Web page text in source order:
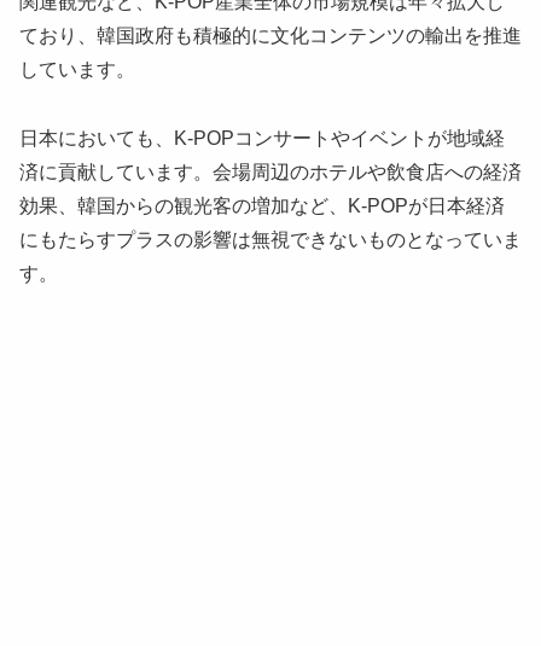
ており、韓国政府も積極的に文化コンテンツの輸出を推進
しています。
日本においても、K-POPコンサートやイベントが地域経
済に貢献しています。会場周辺のホテルや飲食店への経済
効果、韓国からの観光客の増加など、K-POPが日本経済
にもたらすプラスの影響は無視できないものとなっていま
す。